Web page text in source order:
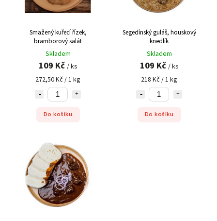
Smažený kuřecí řízek,
bramborový salát
Skladem
109 Kč / ks
272,50 Kč / 1 kg
Do košíku
Segedínský guláš, houskový
knedlík
Skladem
109 Kč / ks
218 Kč / 1 kg
Do košíku